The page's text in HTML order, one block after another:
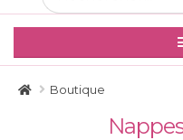
Boutique